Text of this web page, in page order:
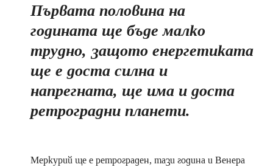
Първата половина на
годината ще бъде малко
трудно, защото енергетиката
ще е доста силна и
напрегната, ще има и доста
ретроградни планети.
Меркурий ще е ретрограден, тази година и Венера